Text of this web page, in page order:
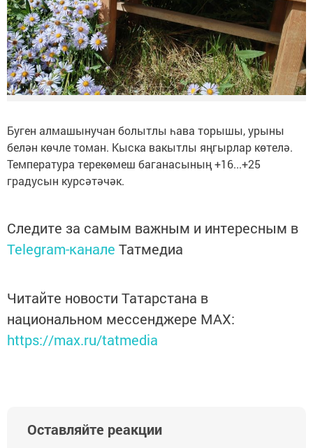
Буген алмашынучан болытлы һава торышы, урыны
белән көчле томан. Кыска вакытлы яңгырлар көтелә.
Температура терекөмеш баганасының +16...+25
градусын курсәтәчәк.
Следите за самым важным и интересным в
Telegram-канале Татмедиа
Читайте новости Татарстана в
национальном мессенджере MАХ:
https://max.ru/tatmedia
Оставляйте реакции